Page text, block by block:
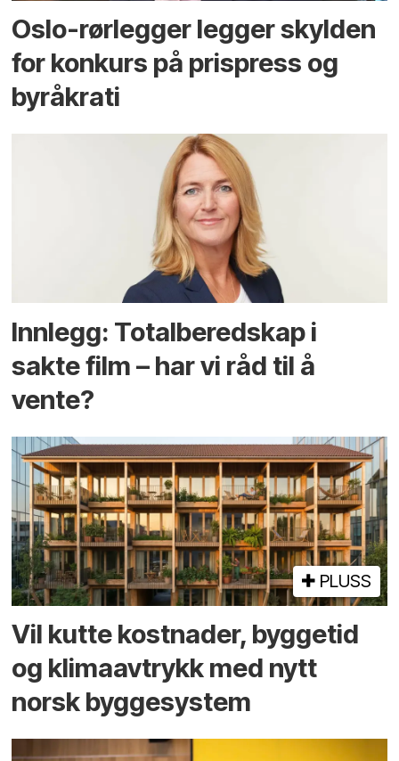
Oslo-rørlegger legger skylden
for konkurs på prispress og
byråkrati
Innlegg: Totalberedskap i
sakte film – har vi råd til å
vente?
PLUSS
Vil kutte kostnader, byggetid
og klima­avtrykk med nytt
norsk bygge­system